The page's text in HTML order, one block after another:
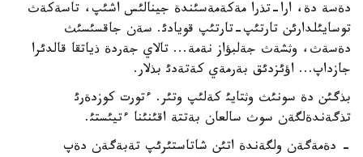
دةسة دة، ارا-تذرا مةكةمةسئندة جينالئس اشئپ، تاسةكةث
توسايئلدارئن تارتئپ-تارتئپ قويادئ. سةن جاقسئسئث
دةسةث، وثشةث جةلبؤاز نةمة... تالاي جةردة ذياتقا قالدئرا
جازداپ... اؤئزدئق بةرمةي كةتةدئ بذلار.
بذگئن دة سونئث وثتايئ كةلئپ وتئر. ءتورت كوزدةرئ
تذگةندةلگةن سوث سالعان بةتتة اقئنئنا ءتيئستئ.
- دةمةگةن ولگةندة اتئن شاتاستئرئپ تةبةگةن دةپ